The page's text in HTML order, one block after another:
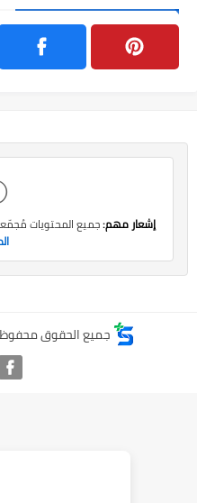
إشعار مهم:جميع المحتويات
جميع الحقوق